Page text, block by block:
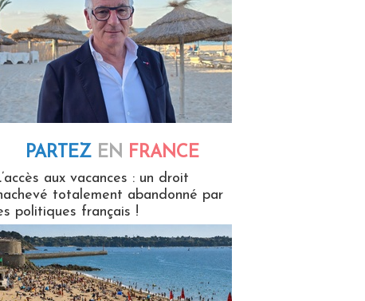
PARTEZ EN FRANCE
aux vacances : un droit
totalement abandonné par
politiques français !